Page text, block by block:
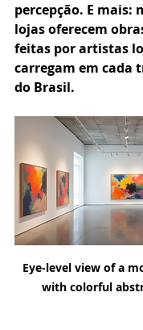
percepção. E mais:
lojas oferecem
feitas por artistas
carregam em cada
do Brasil.
Eye-level view of a
with colorful